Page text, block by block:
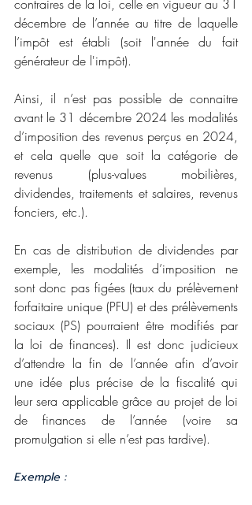
contraires de la loi, celle en vigueur au 31
décembre de l’année au titre de laquelle
l’impôt est établi (soit l'année du fait
générateur de l'impôt).
Ainsi, il n’est pas possible de connaitre
avant le 31 décembre 2024 les modalités
d’imposition des revenus perçus en 2024,
et cela quelle que soit la catégorie de
revenus (plus-values mobilières,
dividendes, traitements et salaires, revenus
fonciers, etc.).
En cas de distribution de dividendes par
exemple, les modalités d’imposition ne
sont donc pas figées (taux du prélèvement
forfaitaire unique (PFU) et des prélèvements
sociaux (PS) pourraient être modifiés par
la loi de finances). Il est donc judicieux
d’attendre la fin de l’année afin d’avoir
une idée plus précise de la fiscalité qui
leur sera applicable grâce au projet de loi
de finances de l’année (voire sa
promulgation si elle n’est pas tardive).
Exemple :